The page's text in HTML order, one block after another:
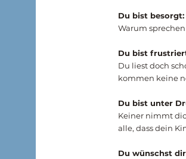
Du bist besorgt:
Warum
Du bist
Du liest doch
kommen keine
Du bist unter
Keiner nimmt
alle, dass dein
Du wünschst